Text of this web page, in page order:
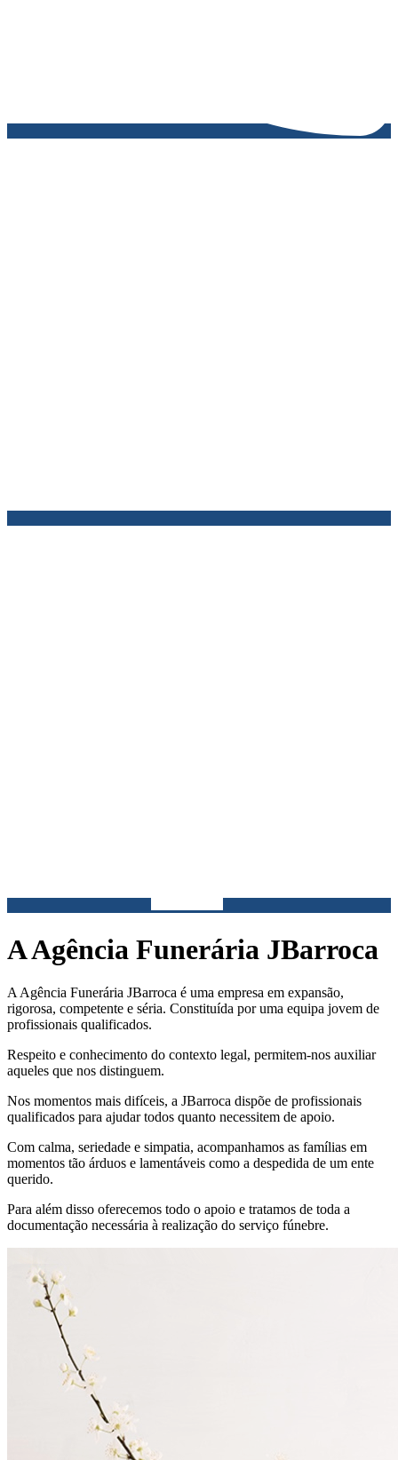
A Agência Funerária JBarroca
A Agência Funerária JBarroca é uma empresa em expansão,
rigorosa, competente e séria. Constituída por uma equipa jovem de
profissionais qualificados.
Respeito e conhecimento do contexto legal, permitem-nos auxiliar
aqueles que nos distinguem.
Nos momentos mais difíceis, a JBarroca dispõe de profissionais
qualificados para ajudar todos quanto necessitem de apoio.
Com calma, seriedade e simpatia, acompanhamos as famílias em
momentos tão árduos e lamentáveis como a despedida de um ente
querido.
Para além disso oferecemos todo o apoio e tratamos de toda a
documentação necessária à realização do serviço fúnebre.